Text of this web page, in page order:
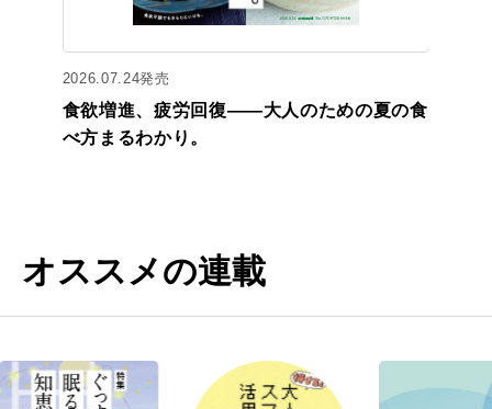
2026.07.24発売
食欲増進、疲労回復——大人のための夏の食
べ方まるわかり。
オススメの連載